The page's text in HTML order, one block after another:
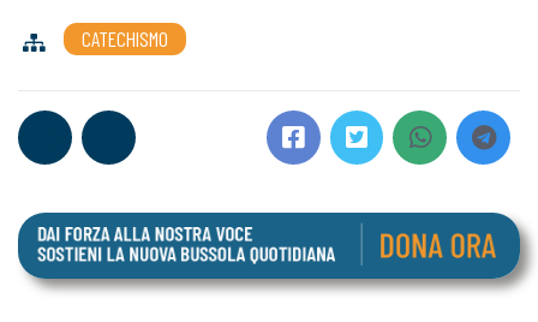
CATECHISMO